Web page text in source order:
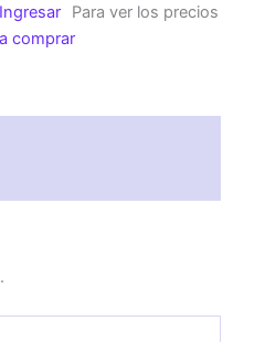
Para ver los precios
comprar